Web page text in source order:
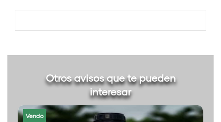
Otros avisos que te pueden
interesar
Vendo